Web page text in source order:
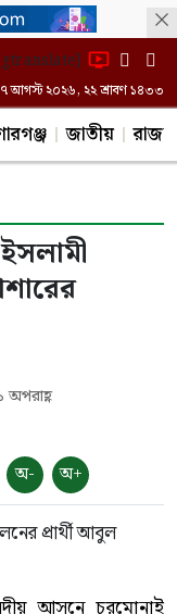
আগস্ট ২০২৬, ২২ শ্রাবণ ১৪৩৩
জাতীয়
অ-
অ+